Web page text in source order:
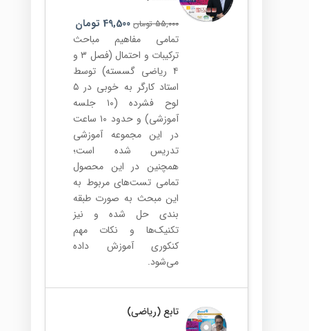
55,000 تومان 49,500 تومان
تمامی مفاهیم مباحث
ترکیبات و احتمال (فصل ۳ و
۴ ریاضی گسسته) توسط
استاد کارگر به خوبی در ۵
لوح فشرده (۱۰ جلسه
آموزشی) و حدود ۱۰ ساعت
در این مجموعه آموزشی
تدریس شده است؛
همچنین در این محصول
تمامی تست‌های مربوط به
این مبحث به صورت طبقه
بندی حل شده و نیز
تکنیک‌ها و نکات مهم
کنکوری آموزش داده
می‌شود.
تابع (ریاضی)